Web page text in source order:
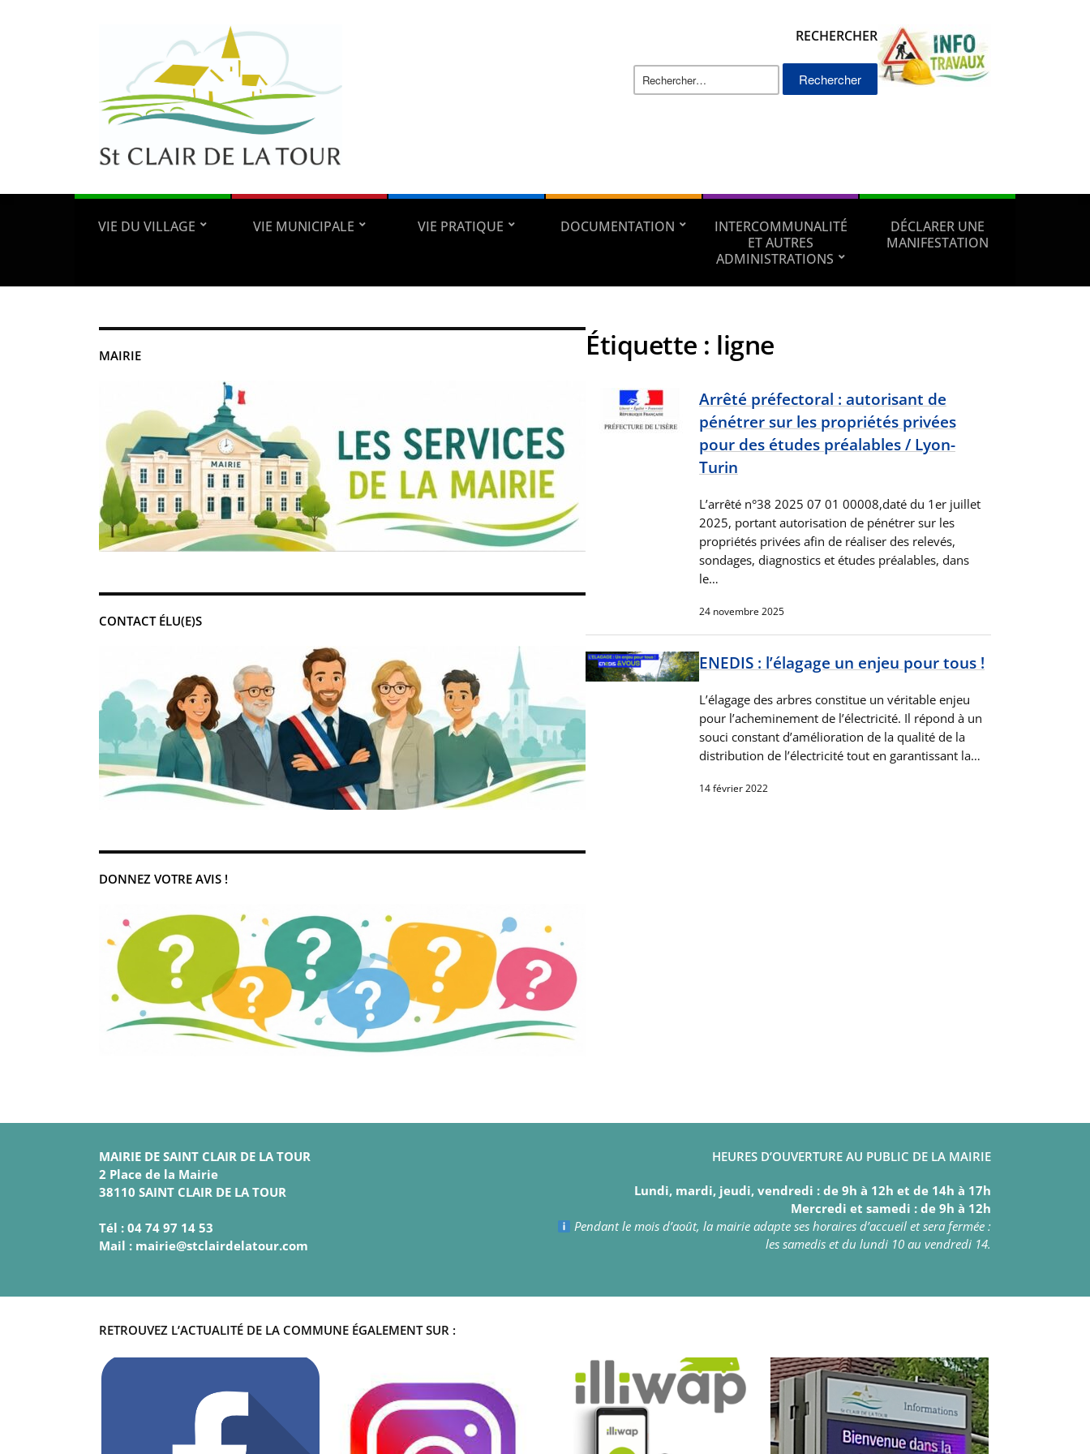
RECHERCHER
Rechercher :
VIE DU VILLAGE VIE MUNICIPALE VIE PRATIQUE DOCUMENTATION
INTERCOMMUNALITÉ
ET AUTRES
ADMINISTRATIONS
DÉCLARER UNE
MANIFESTATION
MAIRIE
CONTACT ÉLU(E)S
DONNEZ VOTRE AVIS !
Étiquette : ligne
Arrêté préfectoral : autorisant de
pénétrer sur les propriétés privées
pour des études préalables / Lyon-
Turin
L’arrêté n°38 2025 07 01 00008,daté du 1er juillet
2025, portant autorisation de pénétrer sur les
propriétés privées afin de réaliser des relevés,
sondages, diagnostics et études préalables, dans
le…
24 novembre 2025
ENEDIS : l’élagage un enjeu pour tous !
L’élagage des arbres constitue un véritable enjeu
pour l’acheminement de l’électricité. Il répond à un
souci constant d’amélioration de la qualité de la
distribution de l’électricité tout en garantissant la…
14 février 2022
MAIRIE DE SAINT CLAIR DE LA TOUR
2 Place de la Mairie
38110 SAINT CLAIR DE LA TOUR
Tél : 04 74 97 14 53
Mail : mairie@stclairdelatour.com
HEURES D’OUVERTURE AU PUBLIC DE LA MAIRIE
Lundi, mardi, jeudi, vendredi : de 9h à 12h et de 14h à 17h
Mercredi et samedi : de 9h à 12h
Pendant le mois d’août, la mairie adapte ses horaires d’accueil et sera fermée :
les samedis et du lundi 10 au vendredi 14.
RETROUVEZ L’ACTUALITÉ DE LA COMMUNE ÉGALEMENT SUR :